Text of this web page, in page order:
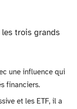
les trois grands
une influence qui
financiers.
et les ETF, il a